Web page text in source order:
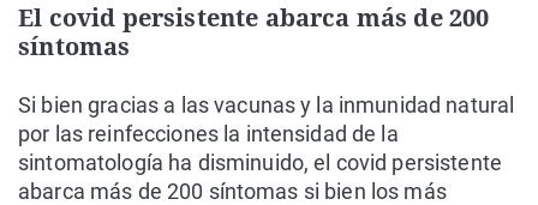
El covid persistente abarca más de 200
síntomas
Si bien gracias a las vacunas y la inmunidad natural
por las reinfecciones la intensidad de la
sintomatología ha disminuido, el covid persistente
abarca más de 200 síntomas si bien los más